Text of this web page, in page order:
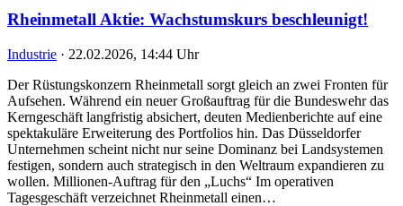
Rheinmetall Aktie: Wachstumskurs beschleunigt!
Industrie · 22.02.2026, 14:44 Uhr
Der Rüstungskonzern Rheinmetall sorgt gleich an zwei Fronten für
Aufsehen. Während ein neuer Großauftrag für die Bundeswehr das
Kerngeschäft langfristig absichert, deuten Medienberichte auf eine
spektakuläre Erweiterung des Portfolios hin. Das Düsseldorfer
Unternehmen scheint nicht nur seine Dominanz bei Landsystemen
festigen, sondern auch strategisch in den Weltraum expandieren zu
wollen. Millionen-Auftrag für den „Luchs“ Im operativen
Tagesgeschäft verzeichnet Rheinmetall einen…